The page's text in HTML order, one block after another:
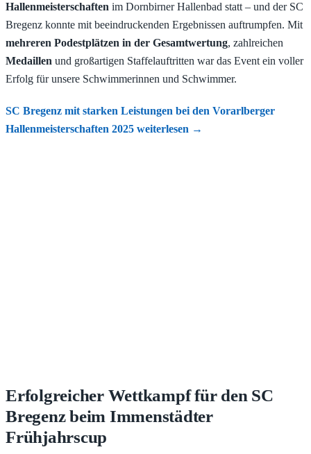
Hallenmeisterschaften im Dornbirner Hallenbad statt – und der SC
Bregenz konnte mit beeindruckenden Ergebnissen auftrumpfen. Mit
mehreren Podestplätzen in der Gesamtwertung, zahlreichen
Medaillen und großartigen Staffelauftritten war das Event ein voller
Erfolg für unsere Schwimmerinnen und Schwimmer.
SC Bregenz mit starken Leistungen bei den Vorarlberger
Hallenmeisterschaften 2025 weiterlesen →
Erfolgreicher Wettkampf für den SC
Bregenz beim Immenstädter
Frühjahrscup